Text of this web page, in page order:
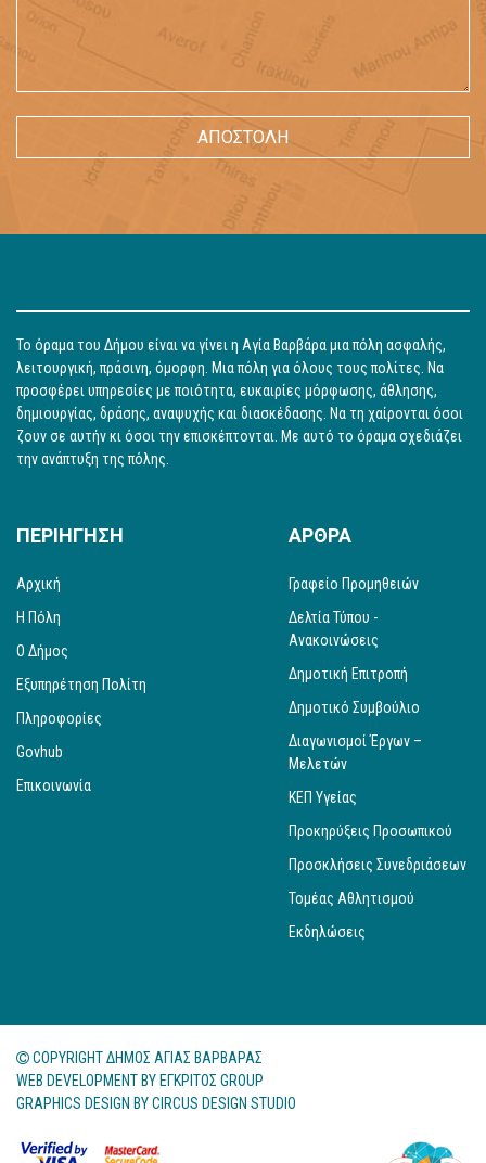
Το όραμα του Δήμου είναι να γίνει η Αγία Βαρβάρα μια πόλη ασφαλής,
λειτουργική, πράσινη, όμορφη. Μια πόλη για όλους τους πολίτες. Να
προσφέρει υπηρεσίες με ποιότητα, ευκαιρίες μόρφωσης, άθλησης,
δημιουργίας, δράσης, αναψυχής και διασκέδασης. Να τη χαίρονται όσοι
ζουν σε αυτήν κι όσοι την επισκέπτονται. Με αυτό το όραμα σχεδιάζει
την ανάπτυξη της πόλης.
ΠΕΡΙΗΓΗΣΗ
Αρχική
Η Πόλη
Ο Δήμος
Εξυπηρέτηση Πολίτη
Πληροφορίες
Govhub
Επικοινωνία
ΑΡΘΡΑ
Γραφείο Προμηθειών
Δελτία Τύπου -
Ανακοινώσεις
Δημοτική Επιτροπή
Δημοτικό Συμβούλιο
Διαγωνισμοί Έργων –
Μελετών
ΚΕΠ Υγείας
Προκηρύξεις Προσωπικού
Προσκλήσεις Συνεδριάσεων
Τομέας Αθλητισμού
Εκδηλώσεις
COPYRIGHT ΔΗΜΟΣ ΑΓΙΑΣ ΒΑΡΒΑΡΑΣ
WEB DEVELOPMENT BY ΕΓΚΡΙΤΟΣ GROUP
GRAPHICS DESIGN BYCIRCUS DESIGN STUDIO